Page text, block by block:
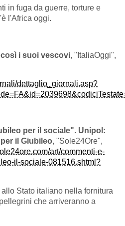
in fuga da guerre, torture e
l'Africa oggi.
i suoi vescovi, "ItaliaOggi",
dettaglio_giornali.asp?
per il sociale". Unipol:
il Giubileo, "Sole24Ore",
art/commenti-e-
il-sociale-081516.shtml?
Stato italiano nella fornitura
che arriveranno a